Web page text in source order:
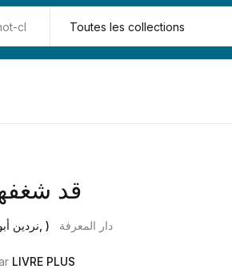
قد
Par ( نردين أبو نبع, ) دار المعرفة
LIVRE PLUS